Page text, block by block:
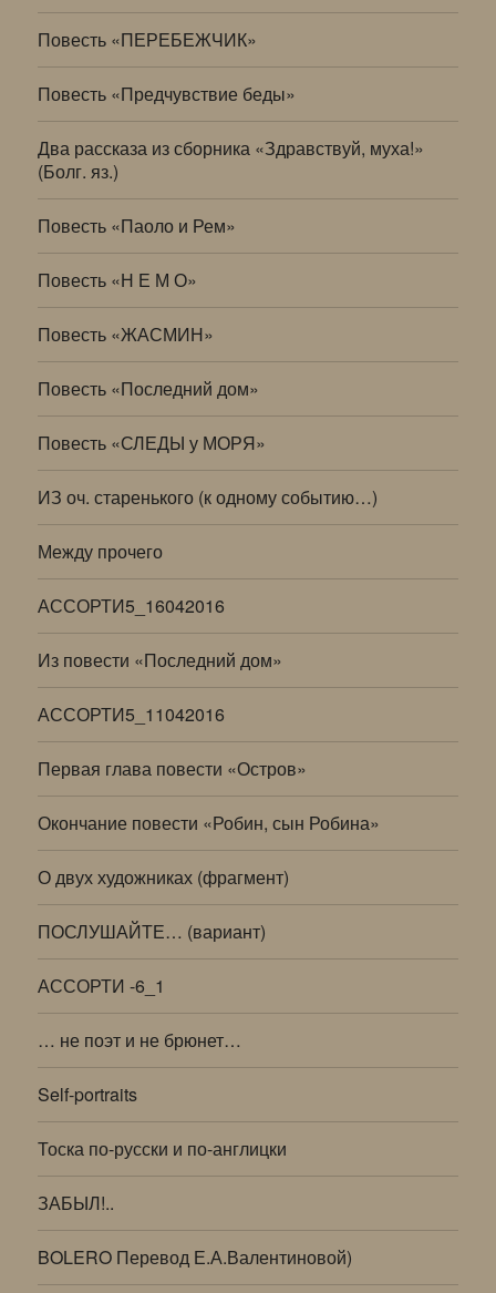
Повесть «ПЕРЕБЕЖЧИК»
Повесть «Предчувствие беды»
Два рассказа из сборника «Здравствуй, муха!»
(Болг. яз.)
Повесть «Паоло и Рем»
Повесть «Н Е М О»
Повесть «ЖАСМИН»
Повесть «Последний дом»
Повесть «СЛЕДЫ у МОРЯ»
ИЗ оч. старенького (к одному событию…)
Между прочего
АССОРТИ5_16042016
Из повести «Последний дом»
АССОРТИ5_11042016
Первая глава повести «Остров»
Окончание повести «Робин, сын Робина»
О двух художниках (фрагмент)
ПОСЛУШАЙТЕ… (вариант)
АССОРТИ -6_1
… не поэт и не брюнет…
Self-portraits
Тоска по-русски и по-англицки
ЗАБЫЛ!..
BOLERO Перевод Е.А.Валентиновой)